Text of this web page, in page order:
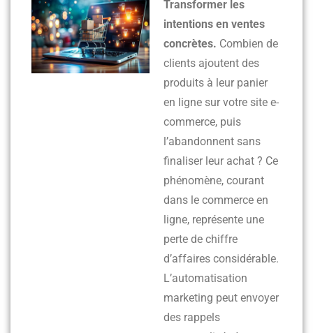
Transformer les
intentions en ventes
concrètes. Combien de
clients ajoutent des
produits à leur panier
en ligne sur votre site e-
commerce, puis
l’abandonnent sans
finaliser leur achat ? Ce
phénomène, courant
dans le commerce en
ligne, représente une
perte de chiffre
d’affaires considérable.
L’automatisation
marketing peut envoyer
des rappels